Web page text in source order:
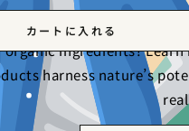
Curious about the
organic ingredients? Learn
harness nature’s
カートに入れる
別のお支払い方法